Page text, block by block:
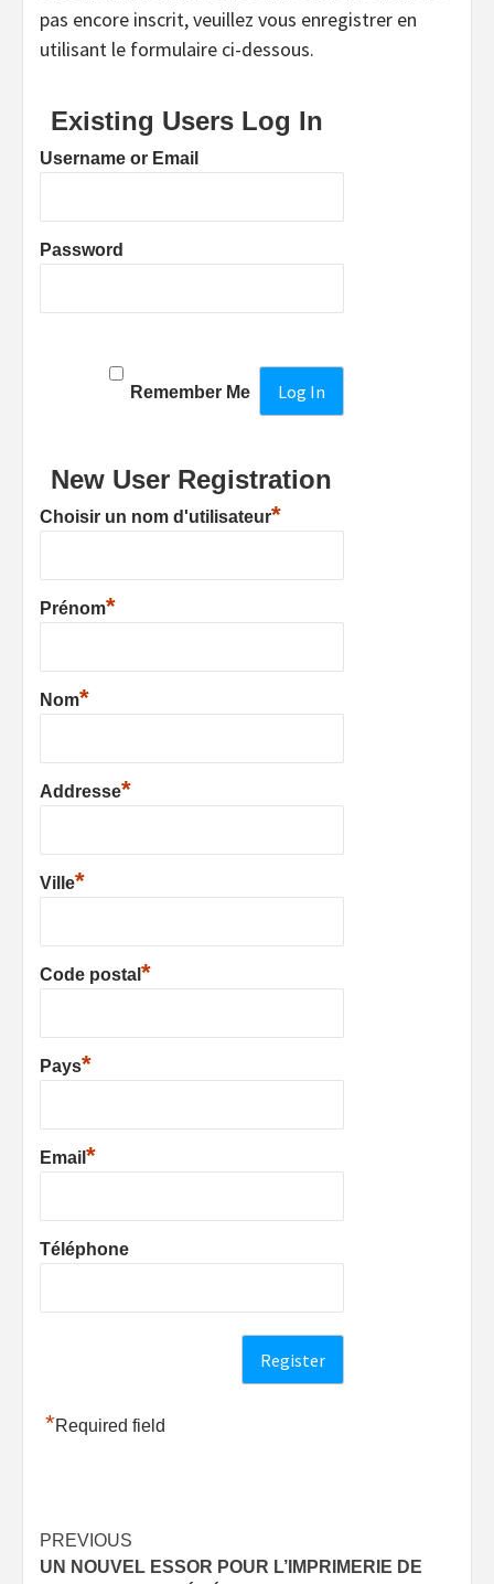
pas encore inscrit, veuillez vous enregistrer en
utilisant le formulaire ci-dessous.
Existing Users Log In
Username or Email
Password
Remember Me
New User Registration
Choisir un nom d'utilisateur*
Prénom*
Nom*
Addresse*
Ville*
Code postal *
Pays*
Email *
Téléphone
*Required field
Post
PREVIOUS
UN NOUVEL ESSOR POUR L’IMPRIMERIE DE